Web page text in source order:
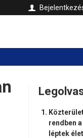
rendben
léptek